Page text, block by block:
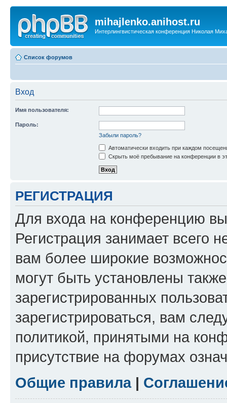
mihajlenko.anihost.ru
Интерлингвистическая конференция Николая
Список форумов
Вход
Имя пользователя:
Пароль:
Забыли пароль?
Автоматически входить при каждом
Скрыть моё пребывание на конференции в
РЕГИСТРАЦИЯ
Для входа на конференцию
Регистрация занимает всего
вам более широкие
могут быть установлены
зарегистрированных
зарегистрироваться, вам
политикой, принятыми на
присутствие на форумах
Общие правила|